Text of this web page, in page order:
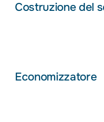
Costruzione del
Economizzatore